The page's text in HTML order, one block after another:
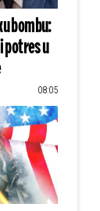
bombu:
potres u
08:05